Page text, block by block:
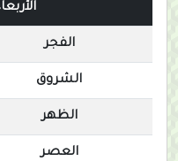
الأربعاء 12-
الفجر
الشروق
الظهر
العصر